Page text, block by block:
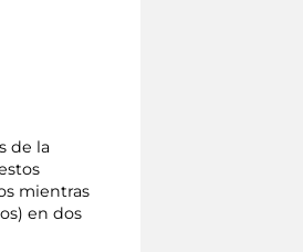
de la
mientras
en dos